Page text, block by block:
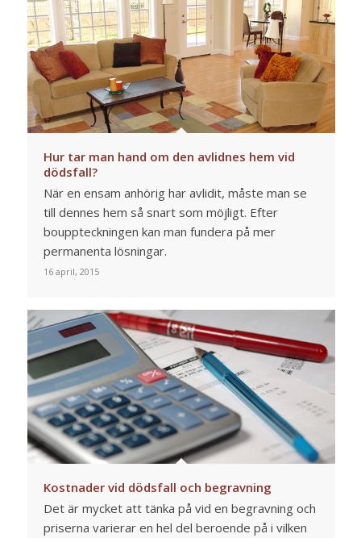
Hur tar man hand om den avlidnes hem vid
dödsfall?
När en ensam anhörig har avlidit, måste man se
till dennes hem så snart som möjligt. Efter
bouppteckningen kan man fundera på mer
permanenta lösningar.
16 april, 2015
Kostnader vid dödsfall och begravning
Det är mycket att tänka på vid en begravning och
priserna varierar en hel del beroende på i vilken